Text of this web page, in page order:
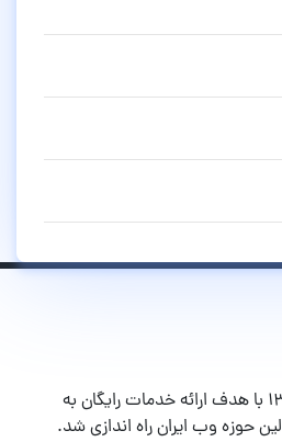
پرشین اسکریپت در سال ۱۳۸۶ با هدف ارائه خدمات رایگان به
حوزه وب ایران راه اندازی شد.